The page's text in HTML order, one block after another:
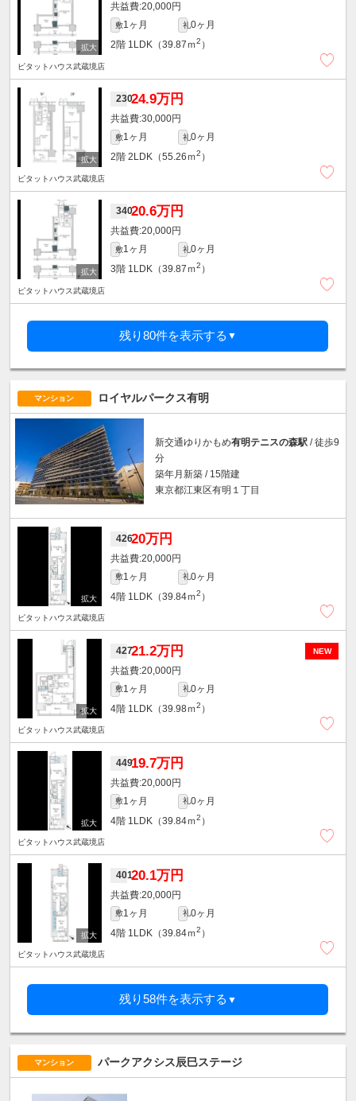
20,000円
敷1ヶ月 礼0ヶ月
2階 1LDK（39.87ｍ2 ）
ピタットハウス武蔵境店
23024.9万円
30,000円
敷1ヶ月 礼0ヶ月
2階 2LDK（55.26ｍ2 ）
ピタットハウス武蔵境店
34020.6万円
20,000円
敷1ヶ月 礼0ヶ月
3階 1LDK（39.87ｍ2 ）
ピタットハウス武蔵境店
残り80件を表示する ▼
マンション ロイヤルパークス有明
新交通ゆりかもめ有明テニスの森駅 / 徒歩9
分
築年月新築 / 15階建
東京都江東区有明１丁目
42620万円
20,000円
敷1ヶ月 礼0ヶ月
4階 1LDK（39.84ｍ2 ）
ピタットハウス武蔵境店
NEW
42721.2万円
20,000円
敷1ヶ月 礼0ヶ月
4階 1LDK（39.98ｍ2 ）
ピタットハウス武蔵境店
44919.7万円
20,000円
敷1ヶ月 礼0ヶ月
4階 1LDK（39.84ｍ2 ）
ピタットハウス武蔵境店
40120.1万円
20,000円
敷1ヶ月 礼0ヶ月
4階 1LDK（39.84ｍ2 ）
ピタットハウス武蔵境店
残り58件を表示する ▼
マンション パークアクシス辰巳ステージ